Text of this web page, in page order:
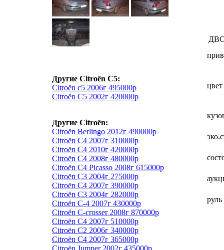
Другие Citroёn C5:
Citroёn c5 2006г 495000р
Citroёn C5 2002г 420000р
Другие Citroёn:
Citroёn Berlingo 2012г 490000р
Citroёn C4 2007г 310000р
Citroёn C4 2010г 420000р
Citroёn C4 2008г 480000р
Citroёn C4 Picasso 2008г 615000р
Citroёn C3 2004г 275000р
Citroёn С4 2007г 390000р
Citroёn C3 2004г 282000р
Citroёn C-4 2007г 430000р
Citroёn C-crosser 2008г 870000р
Citroёn C4 2007г 510000р
Citroёn C2 2006г 340000р
Citroёn C4 2007г 365000р
цвет
руль